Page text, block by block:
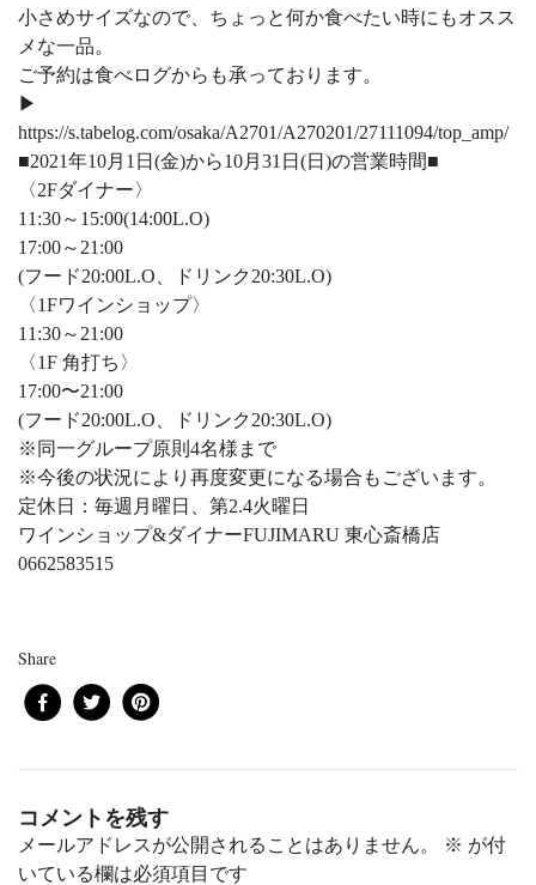
小さめサイズなので、ちょっと何か食べたい時にもオスス
メな一品。
ご予約は食べログからも承っております。
▶︎
https://s.tabelog.com/osaka/A2701/A270201/27111094/top_amp/
■2021年10月1日(金)から10月31日(日)の営業時間■
〈2Fダイナー〉
11:30～15:00(14:00L.O)
17:00～21:00
(フード20:00L.O、ドリンク20:30L.O)
〈1Fワインショップ〉
11:30～21:00
〈1F 角打ち〉
17:00〜21:00
(フード20:00L.O、ドリンク20:30L.O)
※同一グループ原則4名様まで
※今後の状況により再度変更になる場合もございます。
定休日：毎週月曜日、第2.4火曜日
ワインショップ&ダイナーFUJIMARU 東心斎橋店
0662583515
Share
コメントを残す
メールアドレスが公開されることはありません。 ※ が付
いている欄は必須項目です